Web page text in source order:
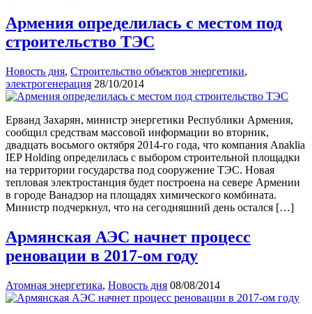
Армения определилась с местом под
строительство ТЭС
Новость дня, Строительство объектов энергетики,
электрогенерация 28/10/2014
Ерванд Захарян, министр энергетики Республики Армения,
сообщил средствам массовой информации во вторник,
двадцать восьмого октября 2014-го года, что компания Anaklia
IEP Holding определилась с выбором строительной площадки
на территории государства под сооружение ТЭС. Новая
тепловая электростанция будет построена на севере Армении
в городе Ванадзор на площадях химического комбината.
Министр подчеркнул, что на сегодняшний день остался […]
Армянская АЭС начнет процесс
реновации в 2017-ом году
Атомная энергетика, Новость дня 08/08/2014